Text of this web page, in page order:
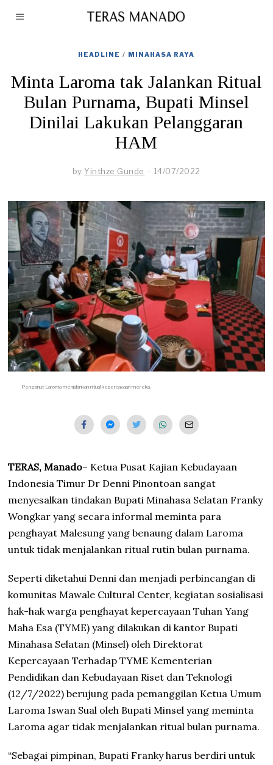
HEADLINE / MINAHASA RAYA
Minta Laroma tak Jalankan Ritual
Bulan Purnama, Bupati Minsel
Dinilai Lakukan Pelanggaran
HAM
by Yinthze Gunde 14/07/2022
0
7
/
2
0
2
2
Penganut Laroma menjalankan ritual kepercayaan mereka.
TERAS, Manado– Ketua Pusat Kajian Kebudayaan
Indonesia Timur Dr Denni Pinontoan sangat
menyesalkan tindakan Bupati Minahasa Selatan Franky
Wongkar yang secara informal meminta para
penghayat Malesung yang benaung dalam Laroma
untuk tidak menjalankan ritual rutin bulan purnama.
Seperti diketahui Denni dan menjadi perbincangan di
komunitas Mawale Cultural Center, kegiatan sosialisasi
hak-hak warga penghayat kepercayaan Tuhan Yang
Maha Esa (TYME) yang dilakukan di kantor Bupati
Minahasa Selatan (Minsel) oleh Direktorat
Kepercayaan Terhadap TYME Kementerian
Pendidikan dan Kebudayaan Riset dan Teknologi
(12/7/2022) berujung pada pemanggilan Ketua Umum
Laroma Iswan Sual oleh Bupati Minsel yang meminta
Laroma agar tidak menjalankan ritual bulan purnama.
“Sebagai pimpinan, Bupati Franky harus berdiri untuk